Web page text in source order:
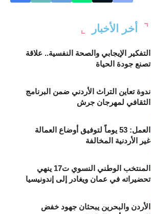
أخر الأخبار
التفكير الإيجابي والصحة النفسية.. علاقة
تصنع جودة الحياة
ندوة تعاين التراث الأردني ضمن البرنامج
الثقافي لمهرجان جرش
العمل: 53 يوماً لتوفيق أوضاع العمالة
غير الأردنية المخالفة
المنتخب الوطني النسوي ت17 ينهي
تحضيراته في عمان ويغادر إلى إندونيسيا
الأردن والبحرين يبحثان جهود خفض